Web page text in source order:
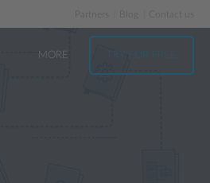
Partners
MORE TRY FOR FREE